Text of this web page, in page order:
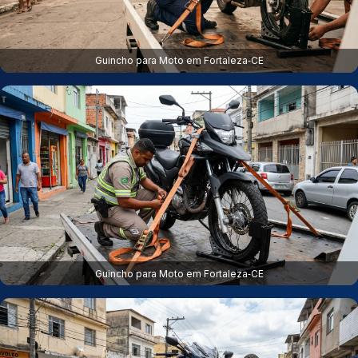
Guincho para Moto em Fortaleza‑CE
Guincho para Moto em Fortaleza‑CE